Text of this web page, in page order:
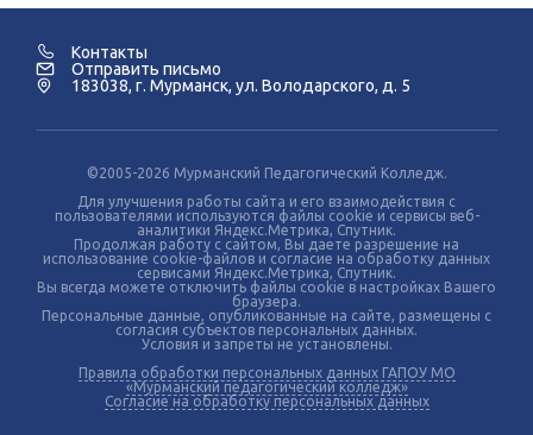
Контакты
Отправить письмо
183038, г. Мурманск, ул. Володарского, д. 5
©2005-2026 Мурманский Педагогический Колледж.
Для улучшения работы сайта и его взаимодействия с
пользователями используются файлы cookie и сервисы веб-
аналитики Яндекс.Метрика, Спутник.
Продолжая работу с сайтом, Вы даете разрешение на
использование cookie-файлов и согласие на обработку данных
сервисами Яндекс.Метрика, Спутник.
Вы всегда можете отключить файлы cookie в настройках Вашего
браузера.
Персональные данные, опубликованные на сайте, размещены с
согласия субъектов персональных данных.
Условия и запреты не установлены.
Правила обработки персональных данных ГАПОУ МО
«Мурманский педагогический колледж»
Согласие на обработку персональных данных